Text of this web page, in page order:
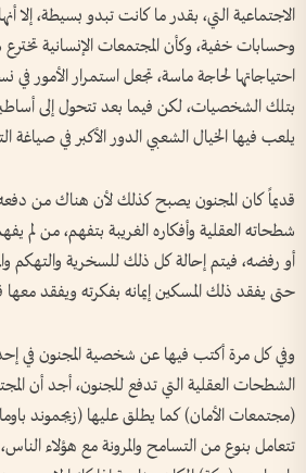
الاجتماعية التي، بقدر ما كانت تبدو بسيطة، إلا
وحسابات خفية، وكأن المجتمعات الإنسانية
احتياجاتها لحاجة ماسة، تجعل استمرار الأمور
بتلك الشخصيات، لكن فيما بعد تتحول إلى
يلعب فيها الخيال الشعبي الدور الأكبر في صياغة
قديماً كان المجنون يصبح كذلك لأن هناك من
شطحاته العقلية وأفكاره الغريبة بتفهم، من لم
أو رفضه، فيتم إحالة كل ذلك للسخرية والتهكم
حتى يفقد ذلك المسكين إيمانه بفكرته ويفقد
وفي كل مرة أكتب فيها عن شخصية المجنون في
الشطحات العقلية التي تدفع للجنون، أجد أن
(مجتمعات الأمان) كما يطلق عليها (زيجموند
تتعامل بنوع من التسامح والمرونة مع هؤلاء